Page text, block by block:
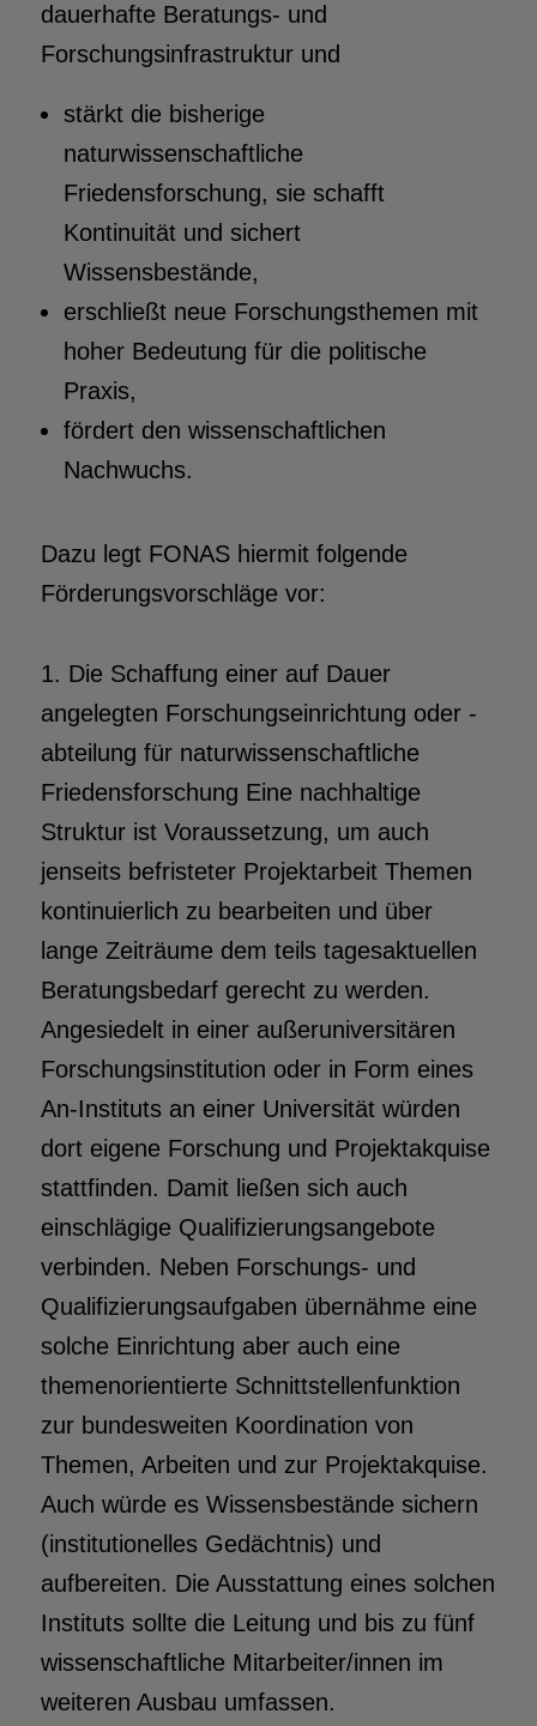
dauerhafte Beratungs- und
Forschungsinfrastruktur und
stärkt die bisherige
naturwissenschaftliche
Friedensforschung, sie schafft
Kontinuität und sichert
Wissensbestände,
erschließt neue Forschungsthemen mit
hoher Bedeutung für die politische
Praxis,
fördert den wissenschaftlichen
Nachwuchs.
Dazu legt FONAS hiermit folgende
Förderungsvorschläge vor:
1. Die Schaffung einer auf Dauer
angelegten Forschungseinrichtung oder -
abteilung für naturwissenschaftliche
Friedensforschung Eine nachhaltige
Struktur ist Voraussetzung, um auch
jenseits befristeter Projektarbeit Themen
kontinuierlich zu bearbeiten und über
lange Zeiträume dem teils tagesaktuellen
Beratungsbedarf gerecht zu werden.
Angesiedelt in einer außeruniversitären
Forschungsinstitution oder in Form eines
An-Instituts an einer Universität würden
dort eigene Forschung und Projektakquise
stattfinden. Damit ließen sich auch
einschlägige Qualifizierungsangebote
verbinden. Neben Forschungs- und
Qualifizierungsaufgaben übernähme eine
solche Einrichtung aber auch eine
themenorientierte Schnittstellenfunktion
zur bundesweiten Koordination von
Themen, Arbeiten und zur Projektakquise.
Auch würde es Wissensbestände sichern
(institutionelles Gedächtnis) und
aufbereiten. Die Ausstattung eines solchen
Instituts sollte die Leitung und bis zu fünf
wissenschaftliche Mitarbeiter/innen im
weiteren Ausbau umfassen.